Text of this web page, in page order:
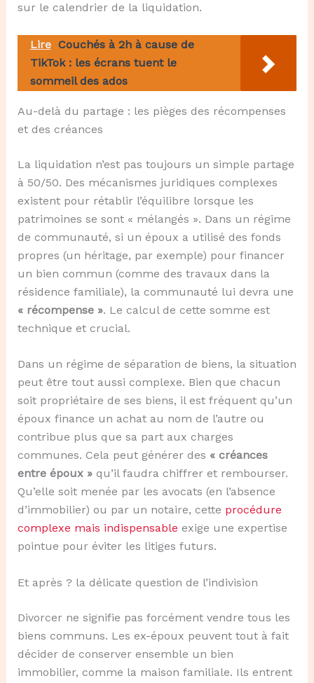
sur le calendrier de la liquidation.
Lire Couchés à 2h à cause de
TikTok : les écrans tuent le
sommeil des ados
Au-delà du partage : les pièges des récompenses
et des créances
La liquidation n’est pas toujours un simple partage
à 50/50. Des mécanismes juridiques complexes
existent pour rétablir l’équilibre lorsque les
patrimoines se sont « mélangés ». Dans un régime
de communauté, si un époux a utilisé des fonds
propres (un héritage, par exemple) pour financer
un bien commun (comme des travaux dans la
résidence familiale), la communauté lui devra une
« récompense ». Le calcul de cette somme est
technique et crucial.
Dans un régime de séparation de biens, la situation
peut être tout aussi complexe. Bien que chacun
soit propriétaire de ses biens, il est fréquent qu’un
époux finance un achat au nom de l’autre ou
contribue plus que sa part aux charges
communes. Cela peut générer des « créances
entre époux »qu’il faudra chiffrer et rembourser.
Qu’elle soit menée par les avocats (en l’absence
d’immobilier) ou par un notaire, cette procédure
complexe mais indispensable exige une expertise
pointue pour éviter les litiges futurs.
Et après ? la délicate question de l’indivision
Divorcer ne signifie pas forcément vendre tous les
biens communs. Les ex-époux peuvent tout à fait
décider de conserver ensemble un bien
immobilier, comme la maison familiale. Ils entrent